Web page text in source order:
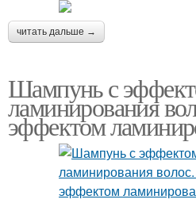
читать дальше →
Шампунь с
ламинирования
эффектом